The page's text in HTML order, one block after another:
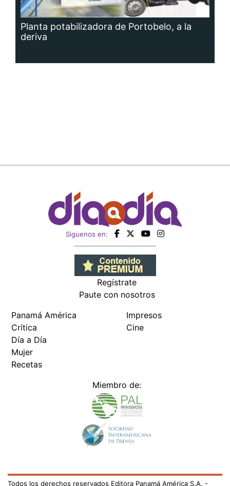
Planta potabilizadora de Portobelo, a la
deriva
Siguenos en:
Regístrate
Paute con nosotros
Panamá América
Crítica
Día a Día
Mujer
Recetas
Impresos
Cine
Miembro de:
Todos los derechos reservados Editora Panamá América S.A. -